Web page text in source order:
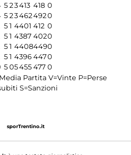
523413 418 0
5234624920
51 4401 412 0
51 4387 4020
51 44084490
51 43964470
505455477 0
Partita V=Vinte P=Perse
S=Sanzioni